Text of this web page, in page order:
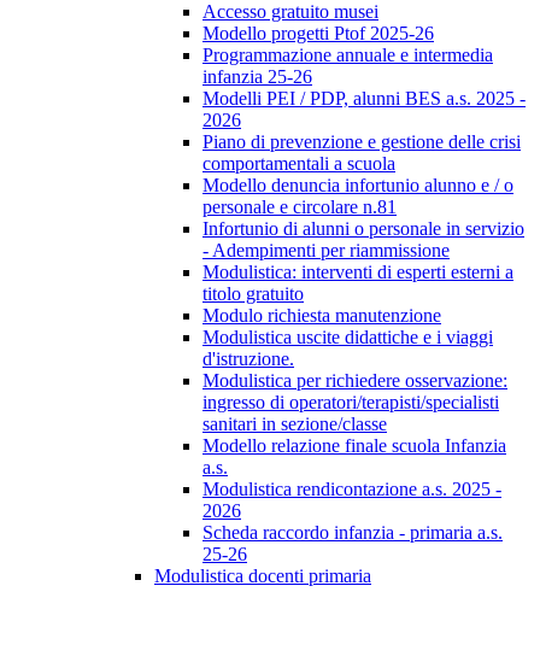
Accesso gratuito musei
Modello progetti Ptof 2025-26
Programmazione annuale e intermedia
infanzia 25-26
Modelli PEI / PDP, alunni BES a.s. 2025 -
2026
Piano di prevenzione e gestione delle crisi
comportamentali a scuola
Modello denuncia infortunio alunno e / o
personale e circolare n.81
Infortunio di alunni o personale in servizio
- Adempimenti per riammissione
Modulistica: interventi di esperti esterni a
titolo gratuito
Modulo richiesta manutenzione
Modulistica uscite didattiche e i viaggi
d'istruzione.
Modulistica per richiedere osservazione:
ingresso di operatori/terapisti/specialisti
sanitari in sezione/classe
Modello relazione finale scuola Infanzia
a.s.
Modulistica rendicontazione a.s. 2025 -
2026
Scheda raccordo infanzia - primaria a.s.
25-26
Modulistica docenti primaria